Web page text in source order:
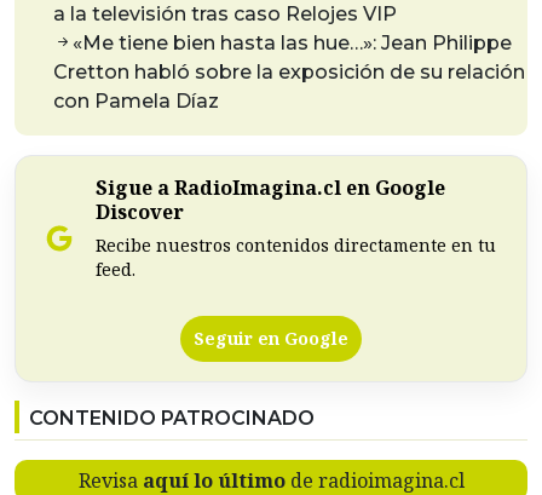
a la televisión tras caso Relojes VIP
«Me tiene bien hasta las hue…»: Jean Philippe
Cretton habló sobre la exposición de su relación
con Pamela Díaz
Sigue a RadioImagina.cl en Google
Discover
Recibe nuestros contenidos directamente en tu
feed.
Seguir en Google
CONTENIDO PATROCINADO
Revisa aquí lo últimode radioimagina.cl